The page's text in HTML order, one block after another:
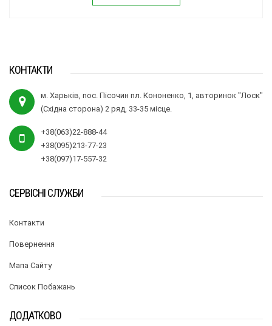
КОНТАКТИ
м. Харьків, пос. Пісочин пл. Кононенко, 1, авторинок "Лоск"
(Східна сторона) 2 ряд, 33-35 місце.
+38(063)22-888-44
+38(095)213-77-23
+38(097)17-557-32
СЕРВІСНІ СЛУЖБИ
Контакти
Повернення
Мапа Сайту
Список Побажань
ДОДАТКОВО